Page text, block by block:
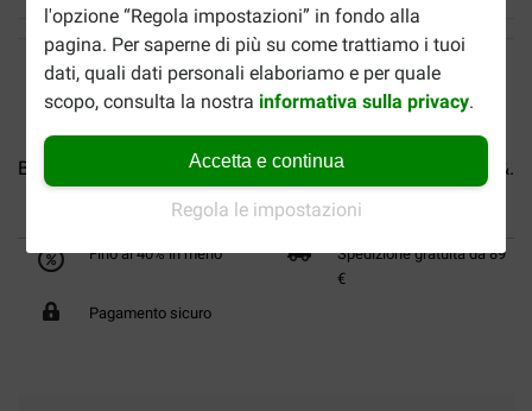
l'opzione “Regola impostazioni” in fondo alla
pagina. Per saperne di più su come trattiamo i tuoi
dati, quali dati personali elaboriamo e per quale
scopo, consulta la nostra informativa sulla privacy.
Accetta e continua
Regola le impostazioni
BF Petfood 3-Mix Adult per... BF Petfood Senior Ageing &...
Fino al 40% in meno
Spedizione gratuita da 89
€
Pagamento sicuro